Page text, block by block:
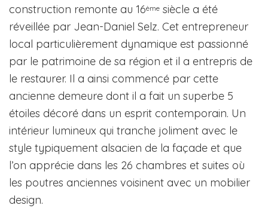
construction remonte au 16ème siècle a été
réveillée par Jean-Daniel Selz. Cet entrepreneur
local particulièrement dynamique est passionné
par le patrimoine de sa région et il a entrepris de
le restaurer. Il a ainsi commencé par cette
ancienne demeure dont il a fait un superbe 5
étoiles décoré dans un esprit contemporain. Un
intérieur lumineux qui tranche joliment avec le
style typiquement alsacien de la façade et que
l’on apprécie dans les 26 chambres et suites où
les poutres anciennes voisinent avec un mobilier
design.